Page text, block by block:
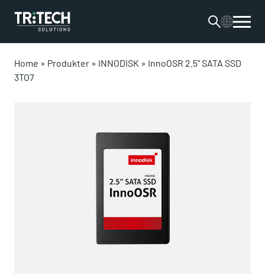
Home » Produkter » INNODISK » InnoOSR 2.5” SATA SSD
3TO7